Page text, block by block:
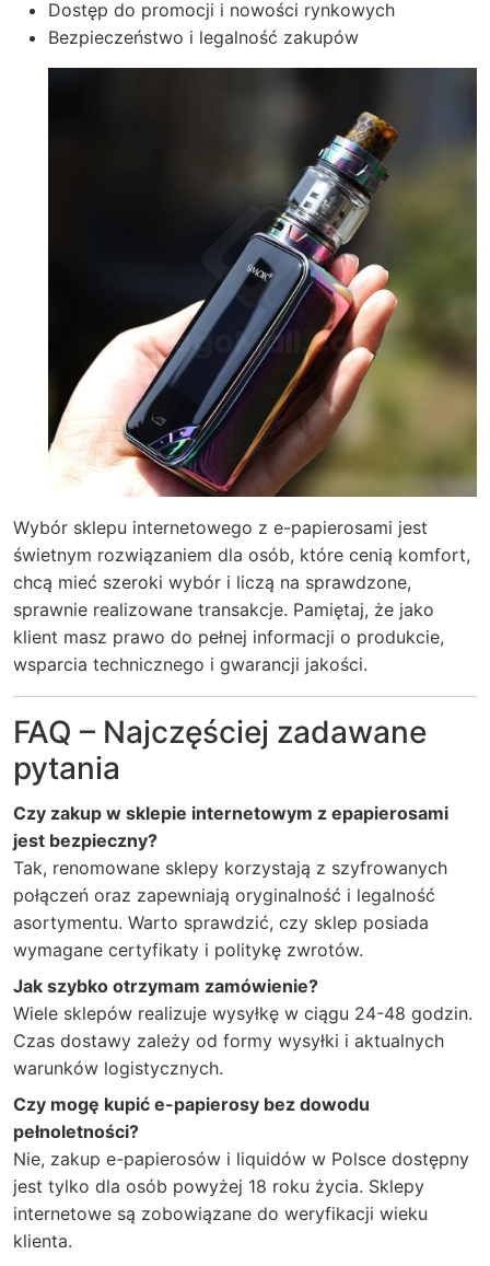
Dostęp do promocji i nowości rynkowych
Bezpieczeństwo i legalność zakupów
Wybór sklepu internetowego z e-papierosami jest
świetnym rozwiązaniem dla osób, które cenią komfort,
chcą mieć szeroki wybór i liczą na sprawdzone,
sprawnie realizowane transakcje. Pamiętaj, że jako
klient masz prawo do pełnej informacji o produkcie,
wsparcia technicznego i gwarancji jakości.
FAQ – Najczęściej zadawane
pytania
Czy zakup w sklepie internetowym z epapierosami
jest bezpieczny?
Tak, renomowane sklepy korzystają z szyfrowanych
połączeń oraz zapewniają oryginalność i legalność
asortymentu. Warto sprawdzić, czy sklep posiada
wymagane certyfikaty i politykę zwrotów.
Jak szybko otrzymam zamówienie?
Wiele sklepów realizuje wysyłkę w ciągu 24-48 godzin.
Czas dostawy zależy od formy wysyłki i aktualnych
warunków logistycznych.
Czy mogę kupić e-papierosy bez dowodu
pełnoletności?
Nie, zakup e-papierosów i liquidów w Polsce dostępny
jest tylko dla osób powyżej 18 roku życia. Sklepy
internetowe są zobowiązane do weryfikacji wieku
klienta.